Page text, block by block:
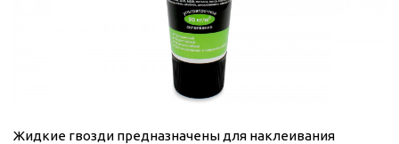
Жидкие гвозди предназначены для наклеивания